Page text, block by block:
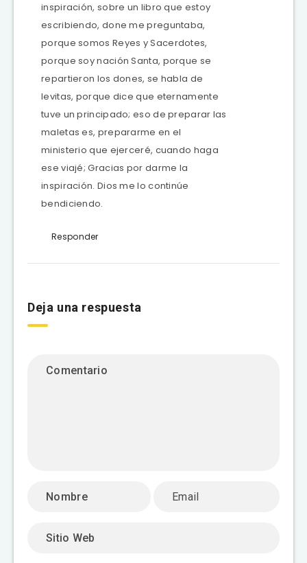
inspiración, sobre un libro que estoy
escribiendo, done me preguntaba,
porque somos Reyes y Sacerdotes,
porque soy nación Santa, porque se
repartieron los dones, se habla de
levitas, porque dice que eternamente
tuve un principado; eso de preparar las
maletas es, prepararme en el
ministerio que ejerceré, cuando haga
ese viajé; Gracias por darme la
inspiración. Dios me lo continúe
bendiciendo.
Responder
Deja una respuesta